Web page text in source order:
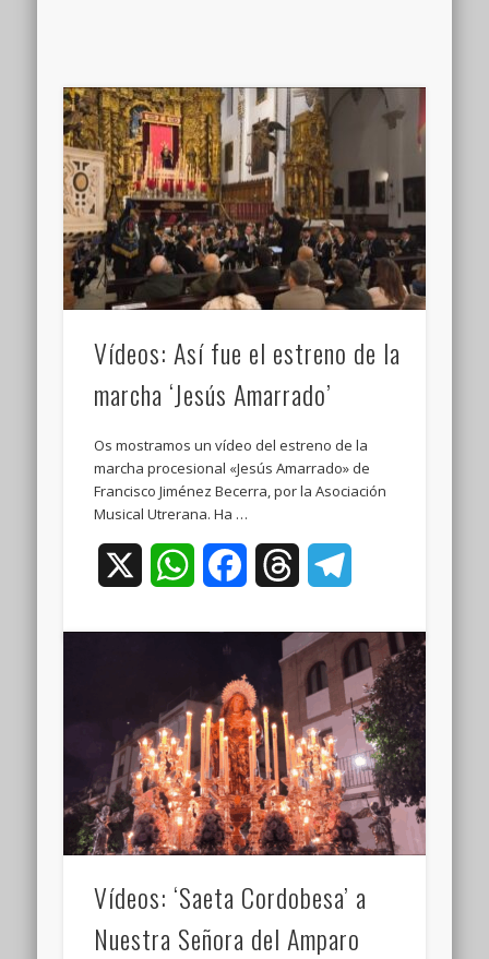
Vídeos: Así fue el estreno de la
marcha ‘Jesús Amarrado’
Os mostramos un vídeo del estreno de la
marcha procesional «Jesús Amarrado» de
Francisco Jiménez Becerra, por la Asociación
Musical Utrerana. Ha …
WhatsAppFacebookThreads
Vídeos: ‘Saeta Cordobesa’ a
Nuestra Señora del Amparo